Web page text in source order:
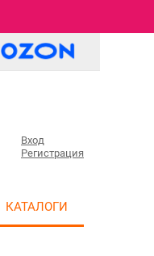
Вход
Регистрация
КАТАЛОГИ